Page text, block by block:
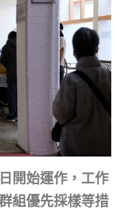
開始運作，工作
組優先採樣等措